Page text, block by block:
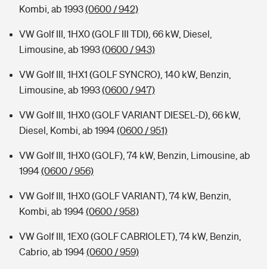
Kombi, ab 1993(0600 / 942)
VW Golf III, 1HX0 (GOLF III TDI), 66 kW, Diesel,
Limousine, ab 1993(0600 / 943)
VW Golf III, 1HX1 (GOLF SYNCRO), 140 kW, Benzin,
Limousine, ab 1993(0600 / 947)
VW Golf III, 1HX0 (GOLF VARIANT DIESEL-D), 66 kW,
Diesel, Kombi, ab 1994(0600 / 951)
VW Golf III, 1HX0 (GOLF), 74 kW, Benzin, Limousine, ab
1994(0600 / 956)
VW Golf III, 1HX0 (GOLF VARIANT), 74 kW, Benzin,
Kombi, ab 1994(0600 / 958)
VW Golf III, 1EX0 (GOLF CABRIOLET), 74 kW, Benzin,
Cabrio, ab 1994(0600 / 959)